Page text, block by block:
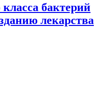
бактерий
лекарства